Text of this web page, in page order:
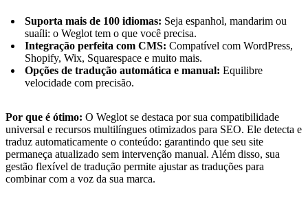
Suporta mais de 100 idiomas: Seja espanhol, mandarim ou
suaíli: o Weglot tem o que você precisa.
Integração perfeita com CMS: Compatível com WordPress,
Shopify, Wix, Squarespace e muito mais.
Opções de tradução automática e manual: Equilibre
velocidade com precisão.
Por que é ótimo: O Weglot se destaca por sua compatibilidade
universal e recursos multilíngues otimizados para SEO. Ele detecta e
traduz automaticamente o conteúdo: garantindo que seu site
permaneça atualizado sem intervenção manual. Além disso, sua
gestão flexível de tradução permite ajustar as traduções para
combinar com a voz da sua marca.